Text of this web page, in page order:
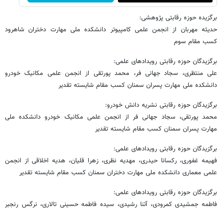
برگزیده حوزه رقابتی پژوهشی:
حدیثه مهربان از انجمن علمی کامپیوتر دانشکده ملی مهارت دختران شاهرود
کسب مقام سوم
برگزیدگان حوزه رقابتی رویدادهای علمی:
علی منتظری، سجاد جهانی فر، محمد پورتقی از انجمن علمی مکانیک خودرو
دانشکده ملی مهارت پسران سمنان کسب مقام شایسته تقدیر
برگزیدگان حوزه رقابتی نشریه دانش خودرو:
محمد پورتقی، سجاد جهانی فر از انجمن علمی مکانیک خودرو دانشکده ملی
مهارت پسران سمنان کسب مقام شایسته تقدیر
برگزیدگان حوزه رقابتی رویدادهای علمی:
فهیمه غفوری، رکسانا حیدری، مهدیه نظری، زهرا قلیان، هدیه اخلاقی از انجمن
علمی معماری دانشکده ملی مهارت دختران سمنان کسب مقام شایسته تقدیر
برگزیدگان حوزه رقابتی رویدادهای علمی:
فاطمه جمشیدی کمرودی، آتنا رشیدی، سیده فاطمه حسینی تالاری، نرگس رنجبر